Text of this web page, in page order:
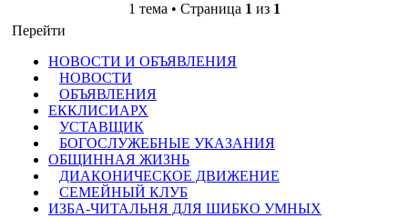
1 тема • Страница 1 из 1
Перейти
НОВОСТИ И ОБЪЯВЛЕНИЯ
НОВОСТИ
ОБЪЯВЛЕНИЯ
ЕККЛИСИАРХ
УСТАВЩИК
БОГОСЛУЖЕБНЫЕ УКАЗАНИЯ
ОБЩИННАЯ ЖИЗНЬ
ДИАКОНИЧЕСКОЕ ДВИЖЕНИЕ
СЕМЕЙНЫЙ КЛУБ
ИЗБА-ЧИТАЛЬНЯ ДЛЯ ШИБКО УМНЫХ